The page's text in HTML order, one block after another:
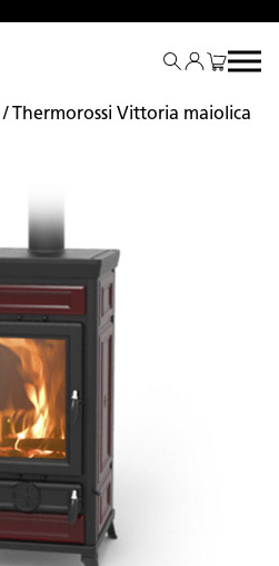
/ Thermorossi Vittoria maiolica